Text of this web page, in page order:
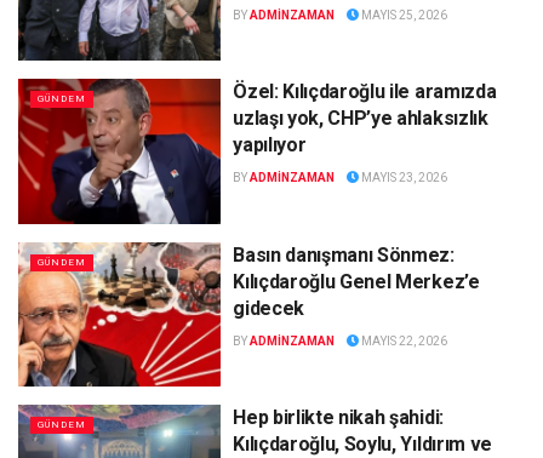
BYADMINZAMAN MAYIS 25, 2026
GÜNDEM
Özel: Kılıçdaroğlu ile aramızda
uzlaşı yok, CHP’ye ahlaksızlık
yapılıyor
BYADMINZAMAN MAYIS 23, 2026
GÜNDEM
Basın danışmanı Sönmez:
Kılıçdaroğlu Genel Merkez’e
gidecek
BYADMINZAMAN MAYIS 22, 2026
GÜNDEM
Hep birlikte nikah şahidi:
Kılıçdaroğlu, Soylu, Yıldırım ve